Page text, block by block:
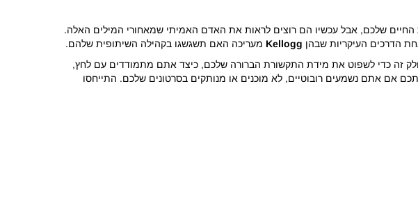
שלכם, אבל עכשיו הם רוצים לראות את האדם האמיתי שמאחורי המילים האלה.
הדרכים העיקריות שבהן Kellogg מעריכה האם תשגשגו בקהילה השיתופית שלהם.
זה כדי לשפוט את מידת התקשורת הברורה שלכם, כיצד אתם מתמודדים עם לחץ,
אם אתם נשמעים רובוטיים, לא מוכנים או מנותקים בסרטונים שלכם. התייחסו